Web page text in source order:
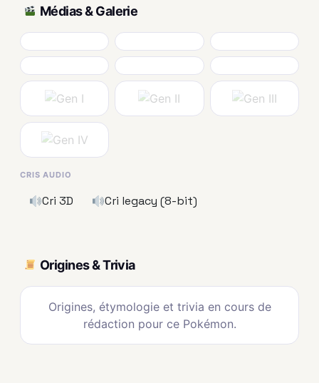
Médias & Galerie
CRIS AUDIO
Cri 3D Cri legacy (8-bit)
Origines & Trivia
Origines, étymologie et trivia en cours de
rédaction pour ce Pokémon.